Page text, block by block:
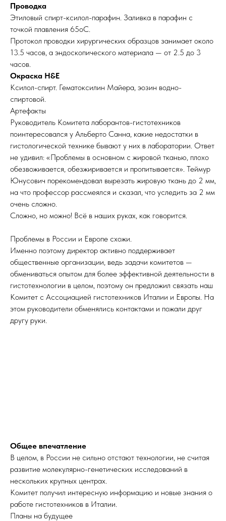
Проводка
Этиловый спирт-ксилол-парафин. Заливка в парафин с
точкой плавления 65оС.
Протокол проводки хирургических образцов занимает около
13.5 часов, а эндоскопического материала — от 2.5 до 3
часов.
Окраска H&E
Ксилол-спирт. Гематоксилин Майера, эозин водно-
спиртовой.
Артефакты
Руководитель Комитета лаборантов-гистотехников
поинтересовался у Альберто Санна, какие недостатки в
гистологической технике бывают у них в лаборатории. Ответ
не удивил: «Проблемы в основном с жировой тканью, плохо
обезвоживается, обезжиривается и пропитывается». Теймур
Юнусович порекомендовал вырезать жировую ткань до 2 мм,
на что профессор рассмеялся и сказал, что уследить за 2 мм
очень сложно.
Сложно, но можно! Всё в наших руках, как говорится.
Проблемы в России и Европе схожи.
Именно поэтому директор активно поддерживает
общественные организации, ведь задачи комитетов —
обмениваться опытом для более эффективной деятельности в
гистотехнологии в целом, поэтому он предложил связать наш
Комитет с Ассоциацией гистотехников Италии и Европы. На
этом руководители обменялись контактами и пожали друг
другу руки.
Общее впечатление
В целом, в России не сильно отстают технологии, не считая
развитие молекулярно-генетических исследований в
нескольких крупных центрах.
Комитет получил интересную информацию и новые знания о
работе гистотехников в Италии.
Планы на будущее